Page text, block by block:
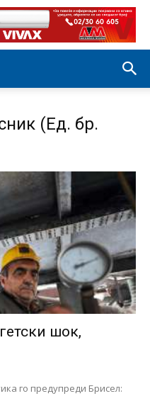
(Ед. бр.
шок,
го предупреди Брисел: